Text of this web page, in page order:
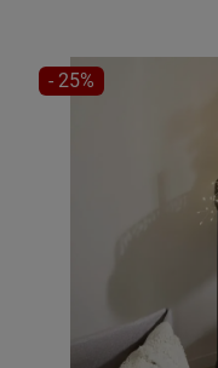
RÉDUCTION
- 25%